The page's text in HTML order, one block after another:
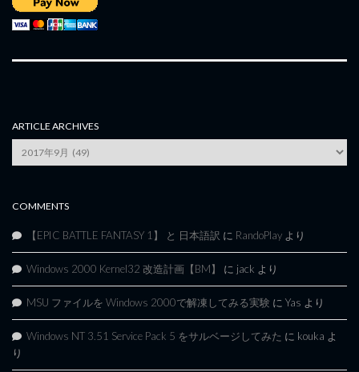
ARTICLE ARCHIVES
Article
Archives
COMMENTS
【EPIC BATTLE FANTASY 1】 と 日本語訳 に RandoPlay より
Windows 2000 Kernel32 改造計画【BM】 に jack より
MSU ファイルを Windows 2000で解凍してみる実験 に Yas より
Windows NT 3.51 Service Pack 5 をサルベージしてみた に kouka よ
り